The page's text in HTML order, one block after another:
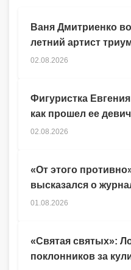
Ваня Дмитриенко
летний артист
02.08.2026
Фигуристка
как прошел ее
02.08.2026
«От этого
высказался о
01.08.2026
«Святая святых»:
поклонников за